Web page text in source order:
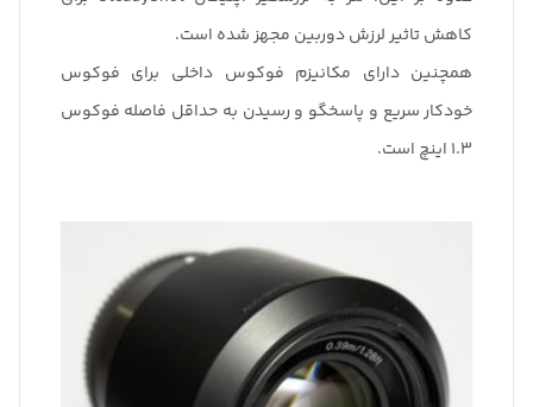
کاهش تاثیر لرزش دوربین مجهز شده است.
همچنین دارای مکانیزم فوکوس داخلی برای فوکوس
خودکار سریع و پاسخگو و رسیدن به حداقل فاصله فوکوس
1.3 اینچ است.